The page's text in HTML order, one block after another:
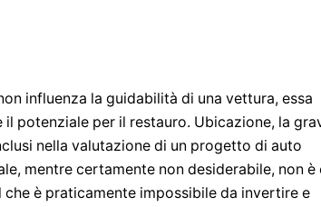
influenza la guidabilità di una vettura, essa
potenziale per il restauro. Ubicazione, la
nella valutazione di un progetto di auto
mentre certamente non desiderabile, non è
è praticamente impossibile da invertire e